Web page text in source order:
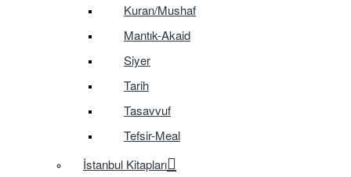
Kuran/Mushaf
Mantık-Akaid
Siyer
Tarih
Tasavvuf
Tefsir-Meal
İstanbul Kitapları